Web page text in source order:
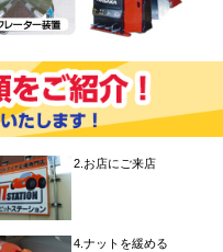
2.お店にご来店
4.ナットを緩める